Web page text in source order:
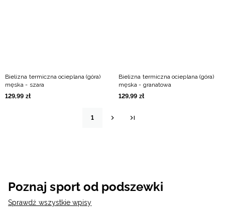
Bielizna termiczna ocieplana (góra)
męska - szara
129,99 zł
Bielizna termiczna ocieplana (góra)
męska - granatowa
129,99 zł
1
Poznaj sport od podszewki
Sprawdź wszystkie wpisy